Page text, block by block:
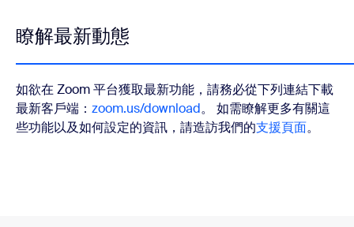
瞭解最新動態
如欲在 Zoom 平台獲取最新功能，請務必從下列連結下載
最新客戶端： zoom.us/download。 如需瞭解更多有關這
些功能以及如何設定的資訊，請造訪我們的支援頁面。